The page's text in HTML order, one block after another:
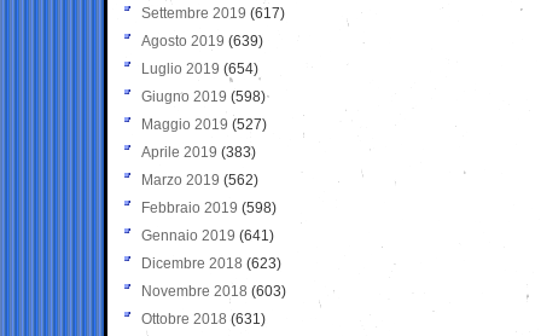
Settembre 2019 (617)
Agosto 2019 (639)
Luglio 2019 (654)
Giugno 2019 (598)
Maggio 2019 (527)
Aprile 2019 (383)
Marzo 2019 (562)
Febbraio 2019 (598)
Gennaio 2019 (641)
Dicembre 2018 (623)
Novembre 2018 (603)
Ottobre 2018 (631)